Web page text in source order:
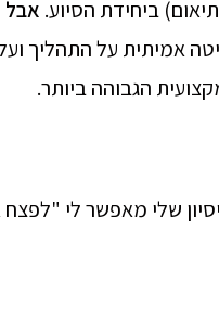
ביחידת הסיוע. אבל
אמיתית על התהליך
הגבוהה ביותר.
שלי מאפשר לי